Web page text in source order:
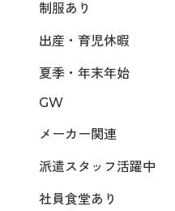
制服あり
出産・育児休暇
夏季・年末年始
GW
メーカー関連
派遣スタッフ活躍中
社員食堂あり